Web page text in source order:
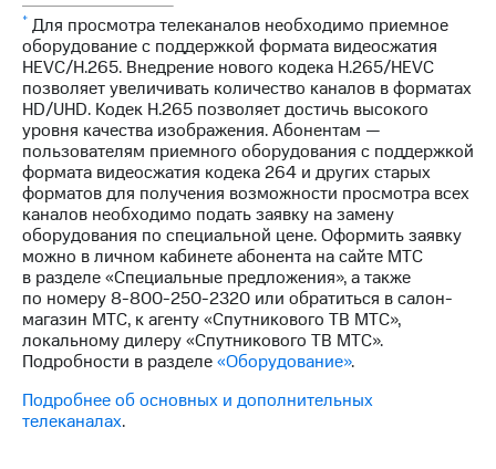
Для дома
Спутниковое ТВ
Выберите
и подключите
ТВ
с выгодным
тарифом
Интернет,
ТВ и телефон
для дома
Спутниковое
ТВ
Услуги
Мой
МТС
МТС
Premium
Подписка
на гигабайты
интернета,
фильмы,
музыка
и многое
другое
Семейная
группа
Скидка
на тарифы,
общие
подписки
и услуги,
* Для просмотра телеканалов необходимо приемное
оборудование с поддержкой формата видеосжатия
HEVC/H.265. Внедрение нового кодека H.265/HEVC
позволяет увеличивать количество каналов в форматах
HD/UHD. Кодек H.265 позволяет достичь высокого
уровня качества изображения. Абонентам —
пользователям приемного оборудования с поддержкой
формата видеосжатия кодека 264 и других старых
форматов для получения возможности просмотра всех
каналов необходимо подать заявку на замену
оборудования по специальной цене. Оформить заявку
можно в личном кабинете абонента на сайте МТС
в разделе «Специальные предложения», а также
по номеру8-800-250-2320 или обратиться в салон-
магазин МТС, к агенту «Спутникового ТВ МТС»,
локальному дилеру «Спутникового ТВ МТС».
Подробности в разделе«Оборудование».
Подробнее об основных и дополнительных
телеканалах.